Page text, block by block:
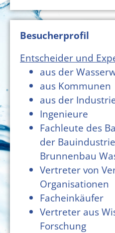
Besucherprofil
Entscheider und
aus der
aus Kommunen
aus der
Ingenieure
Fachleute des
der
Brunnenbau
Vertreter von
Organisationen
Facheinkäufer
Vertreter aus
Forschung